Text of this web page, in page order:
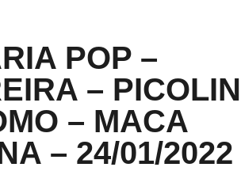
POP –
–
– MACA
– 24/01/2022